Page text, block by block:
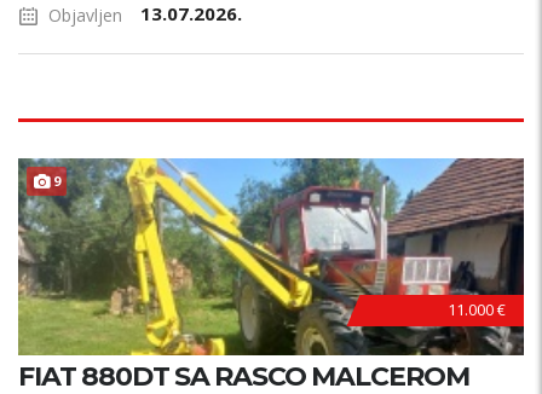
Objavljen 13.07.2026.
9
11.000 €
FIAT 880DT SA RASCO MALCEROM